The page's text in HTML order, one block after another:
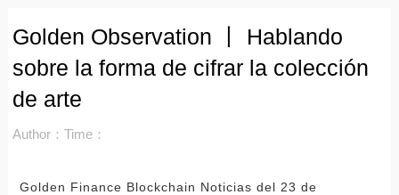
Golden Observation 丨 Hablando
sobre la forma de cifrar la colección
de arte
Author： Time：
Golden Finance Blockchain Noticias del 23 de